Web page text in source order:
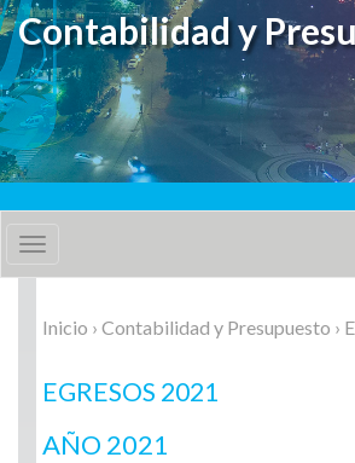
Contabilidad y
Toggle
Inicio › Contabilidad y Presupuesto ›
EGRESOS 2021
AÑO 2021